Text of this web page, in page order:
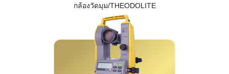
กล้องวัดมุม/THEODOLITE